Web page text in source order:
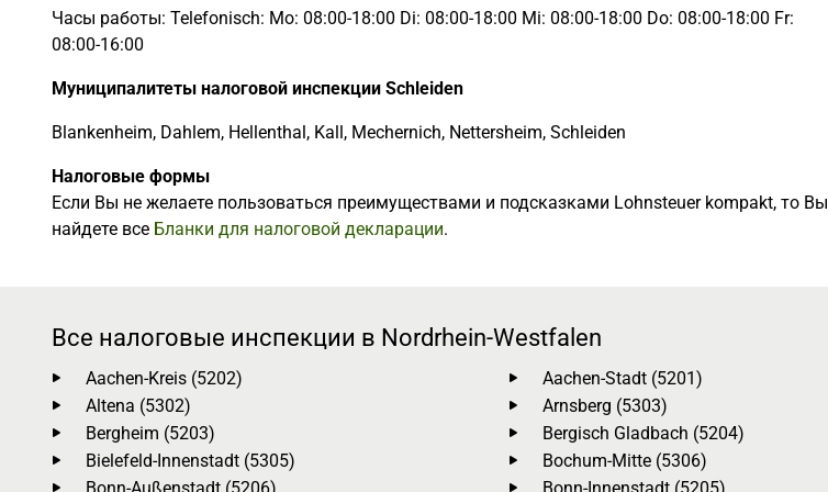
Часы работы: Telefonisch: Mo: 08:00-18:00 Di: 08:00-18:00 Mi: 08:00-18:00 Do: 08:00-18:00 Fr:
08:00-16:00
Муниципалитеты налоговой инспекции Schleiden
Blankenheim, Dahlem, Hellenthal, Kall, Mechernich, Nettersheim, Schleiden
Налоговые формы
Если Вы не желаете пользоваться преимуществами и подсказками Lohnsteuer kompakt, то Вы
найдете все Бланки для налоговой декларации.
Все налоговые инспекции в Nordrhein-Westfalen
Aachen-Kreis (5202) Aachen-Stadt (5201)
Altena (5302)
Arnsberg (5303)
Bergheim (5203)
Bergisch Gladbach (5204)
Bielefeld-Innenstadt (5305)
Bochum-Mitte (5306)